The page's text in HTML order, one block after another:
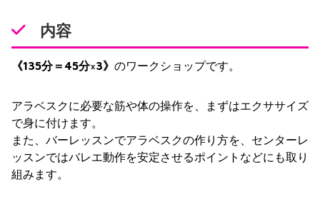
内容
《135分＝45分×3》 のワークショップです。
アラベスクに必要な筋や体の操作を、まずはエクササイズ
で身に付けます。
また、バーレッスンでアラベスクの作り方を、センターレ
ッスンではバレエ動作を安定させるポイントなどにも取り
組みます。